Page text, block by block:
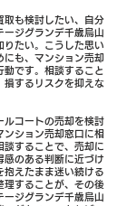
取も検討したい、自分
ージグランデ千歳烏山
りたい。こうした思い
にも、マンション売却
動です。相談すること
損するリスクを抑えな
ルコートの売却を検討
ンション売却窓口に相
談することで、売却に
感のある判断に近づけ
抱えたまま迷い続ける
理することが、その後
ージグランデ千歳烏山